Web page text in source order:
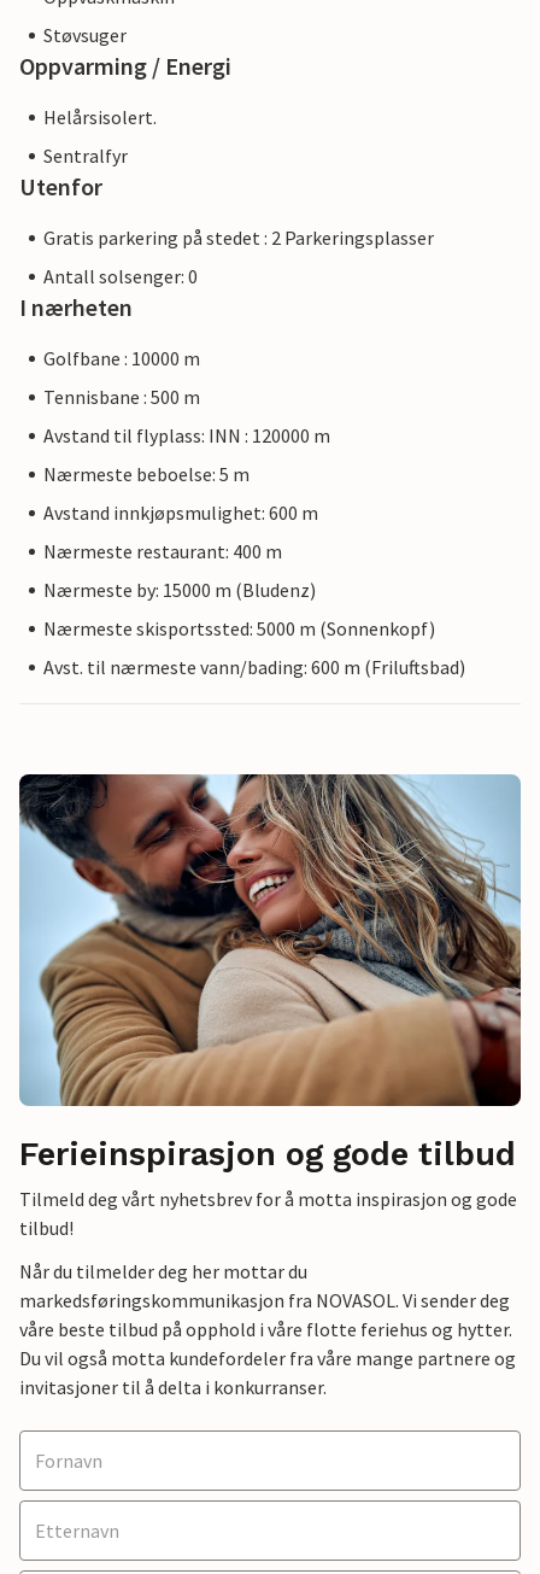
Støvsuger
Oppvarming / Energi
Helårsisolert.
Sentralfyr
Utenfor
Gratis parkering på stedet : 2 Parkeringsplasser
Antall solsenger: 0
I nærheten
Golfbane : 10000 m
Tennisbane : 500 m
Avstand til flyplass: INN : 120000 m
Nærmeste beboelse: 5 m
Avstand innkjøpsmulighet: 600 m
Nærmeste restaurant: 400 m
Nærmeste by: 15000 m (Bludenz)
Nærmeste skisportssted: 5000 m (Sonnenkopf)
Avst. til nærmeste vann/bading: 600 m (Friluftsbad)
Ferieinspirasjon og gode tilbud
Tilmeld deg vårt nyhetsbrev for å motta inspirasjon og gode
tilbud!
Når du tilmelder deg her mottar du
markedsføringskommunikasjon fra NOVASOL. Vi sender deg
våre beste tilbud på opphold i våre flotte feriehus og hytter.
Du vil også motta kundefordeler fra våre mange partnere og
invitasjoner til å delta i konkurranser.